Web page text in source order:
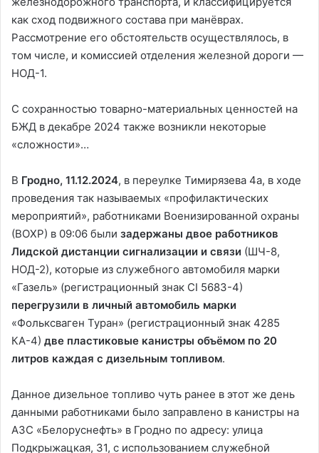
как сход подвижного состава при манёврах.
Рассмотрение его обстоятельств осуществлялось, в
том числе, и комиссией отделения железной дороги —
НОД-1.
С сохранностью товарно-материальных ценностей на
БЖД в декабре 2024 также возникли некоторые
«сложности»…
В Гродно, 11.12.2024, в переулке Тимирязева 4а, в ходе
проведения так называемых «профилактических
мероприятий», работниками Военизированной охраны
(ВОХР) в 09:06 были задержаны двое работников
Лидской дистанции сигнализации и связи (ШЧ-8,
НОД-2), которые из служебного автомобиля марки
«Газель» (регистрационный знак СІ 5683-4)
перегрузили в личный автомобиль марки
«Фольксваген Туран» (регистрационный знак 4285
КА-4) две пластиковые канистры объёмом по 20
литров каждая с дизельным топливом.
Данное дизельное топливо чуть ранее в этот же день
данными работниками было заправлено в канистры на
АЗС «Белоруснефть» в Гродно по адресу: улица
Подкрыжацкая, 31, с использованием служебной